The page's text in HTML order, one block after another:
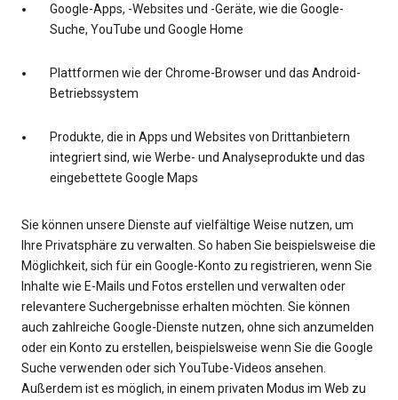
Google-Apps, -Websites und -Geräte, wie die Google-
Suche, YouTube und Google Home
Plattformen wie der Chrome-Browser und das Android-
Betriebssystem
Produkte, die in Apps und Websites von Drittanbietern
integriert sind, wie Werbe- und Analyseprodukte und das
eingebettete Google Maps
Sie können unsere Dienste auf vielfältige Weise nutzen, um
Ihre Privatsphäre zu verwalten. So haben Sie beispielsweise die
Möglichkeit, sich für ein Google-Konto zu registrieren, wenn Sie
Inhalte wie E-Mails und Fotos erstellen und verwalten oder
relevantere Suchergebnisse erhalten möchten. Sie können
auch zahlreiche Google-Dienste nutzen, ohne sich anzumelden
oder ein Konto zu erstellen, beispielsweise wenn Sie die Google
Suche verwenden oder sich YouTube-Videos ansehen.
Außerdem ist es möglich, in einem privaten Modus im Web zu